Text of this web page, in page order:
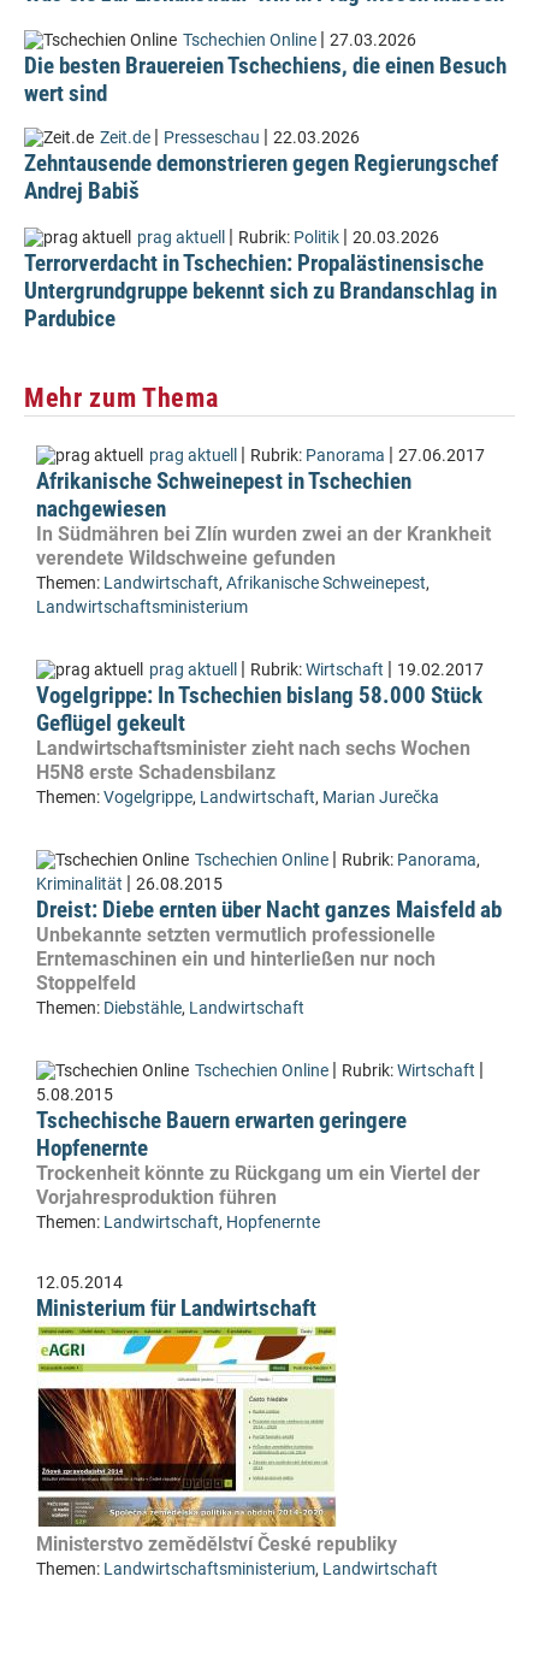
Tschechien Online | 27.03.2026
Die besten Brauereien Tschechiens, die einen Besuch
wert sind
Zeit.de | Presseschau | 22.03.2026
Zehntausende demonstrieren gegen Regierungschef
Andrej Babiš
prag aktuell | Rubrik: Politik | 20.03.2026
Terrorverdacht in Tschechien: Propalästinensische
Untergrundgruppe bekennt sich zu Brandanschlag in
Pardubice
Mehr zum Thema
prag aktuell | Rubrik: Panorama | 27.06.2017
Afrikanische Schweinepest in Tschechien
nachgewiesen
In Südmähren bei Zlín wurden zwei an der Krankheit
verendete Wildschweine gefunden
Themen: Landwirtschaft, Afrikanische Schweinepest,
Landwirtschaftsministerium
prag aktuell | Rubrik:Wirtschaft | 19.02.2017
Vogelgrippe: In Tschechien bislang 58.000 Stück
Geflügel gekeult
Landwirtschaftsminister zieht nach sechs Wochen
H5N8 erste Schadensbilanz
Themen:Vogelgrippe, Landwirtschaft, Marian Jurečka
Tschechien Online | Rubrik: Panorama,
Kriminalität | 26.08.2015
Dreist: Diebe ernten über Nacht ganzes Maisfeld ab
Unbekannte setzten vermutlich professionelle
Erntemaschinen ein und hinterließen nur noch
Stoppelfeld
Themen: Diebstähle, Landwirtschaft
Tschechien Online | Rubrik:Wirtschaft |
5.08.2015
Tschechische Bauern erwarten geringere
Hopfenernte
Trockenheit könnte zu Rückgang um ein Viertel der
Vorjahresproduktion führen
Themen: Landwirtschaft, Hopfenernte
12.05.2014
Ministerium für Landwirtschaft
Ministerstvo zemědělství České republiky
Themen: Landwirtschaftsministerium, Landwirtschaft